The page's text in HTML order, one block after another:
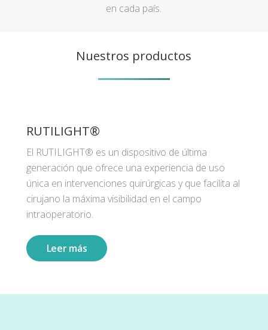
en cada país.
Nuestros productos
RUTILIGHT®
El RUTILIGHT® es un dispositivo de última
generación que ofrece una experiencia de uso
única en intervenciones quirúrgicas y que facilita al
cirujano la máxima visibilidad en el campo
intraoperatorio.
Leer más